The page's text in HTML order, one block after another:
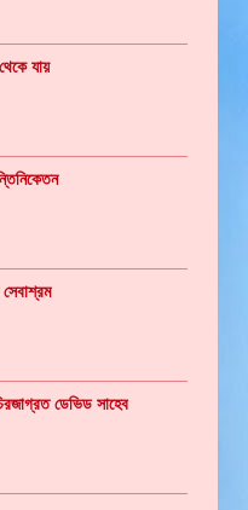
যায়
সেবাশ্রম
ডেভিড সাহেব